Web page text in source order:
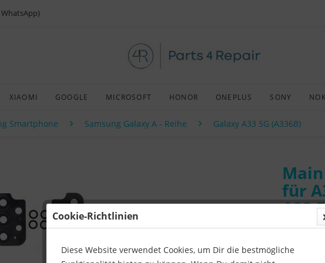
WhatsApp)
XIAOMI GOOGLE MICROSOFT HONOR ONEPLUS SONY
Smartphone Samsung Galaxy A - Reihe Galaxy A33 5G (A336B)
für
A33
Cookie-Richtlinien
Diese Website verwendet Cookies, um Dir die bestmögliche